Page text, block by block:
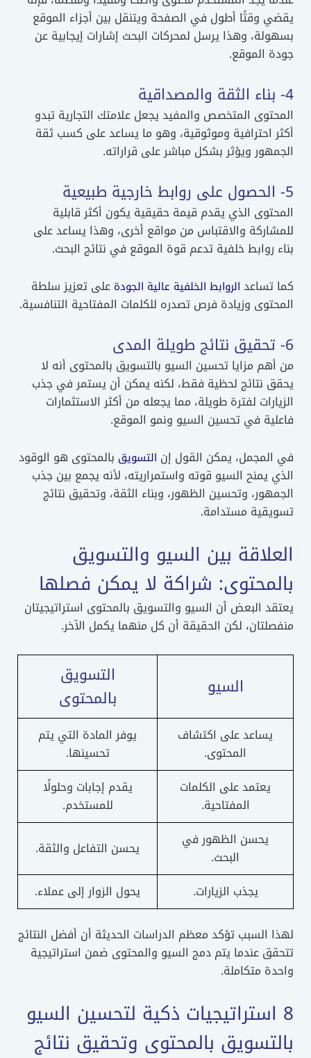
يقضي وقتًا أطول في الصفحة ويتنقل بين أجزاء الموقع
بسهولة، وهذا يرسل لمحركات البحث إشارات إيجابية عن
جودة الموقع.
4- بناء الثقة والمصداقية
المحتوى المتخصص والمفيد يجعل علامتك التجارية تبدو
أكثر احترافية وموثوقية، وهو ما يساعد على كسب ثقة
الجمهور ويؤثر بشكل مباشر على قراراته.
5- الحصول على روابط خارجية طبيعية
المحتوى الذي يقدم قيمة حقيقية يكون أكثر قابلية
للمشاركة والاقتباس من مواقع أخرى، وهذا يساعد على
بناء روابط خلفية تدعم قوة الموقع في نتائج البحث.
كما تساعد الروابط الخلفية عالية الجودة على تعزيز سلطة
المحتوى وزيادة فرص تصدره للكلمات المفتاحية التنافسية.
6- تحقيق نتائج طويلة المدى
من أهم مزايا تحسين السيو بالتسويق بالمحتوى أنه لا
يحقق نتائج لحظية فقط، لكنه يمكن أن يستمر في جذب
الزيارات لفترة طويلة، مما يجعله من أكثر الاستثمارات
فاعلية في تحسين السيو ونمو الموقع.
في المجمل، يمكن القول إن التسويق بالمحتوى هو الوقود
الذي يمنح السيو قوته واستمراريته، لأنه يجمع بين جذب
الجمهور، وتحسين الظهور، وبناء الثقة، وتحقيق نتائج
تسويقية مستدامة.
العلاقة بين السيو والتسويق
بالمحتوى: شراكة لا يمكن فصلها
يعتقد البعض أن السيو والتسويق بالمحتوى استراتيجيتان
منفصلتان، لكن الحقيقة أن كل منهما يكمل الآخر.
السيو
التسويق
بالمحتوى
يساعد على اكتشاف
المحتوى.
يوفر المادة التي يتم
تحسينها.
يعتمد على الكلمات
المفتاحية.
يقدم إجابات وحلولًا
للمستخدم.
يحسن الظهور في
البحث.
يحسن التفاعل والثقة.
يجذب الزيارات.
يحول الزوار إلى عملاء.
لهذا السبب تؤكد معظم الدراسات الحديثة أن أفضل النتائج
تتحقق عندما يتم دمج السيو والمحتوى ضمن استراتيجية
واحدة متكاملة.
8 استراتيجيات ذكية لتحسين السيو
بالتسويق بالمحتوى وتحقيق نتائج